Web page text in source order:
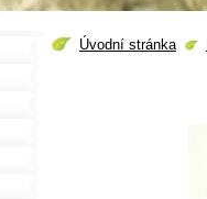
Úvodní stránka